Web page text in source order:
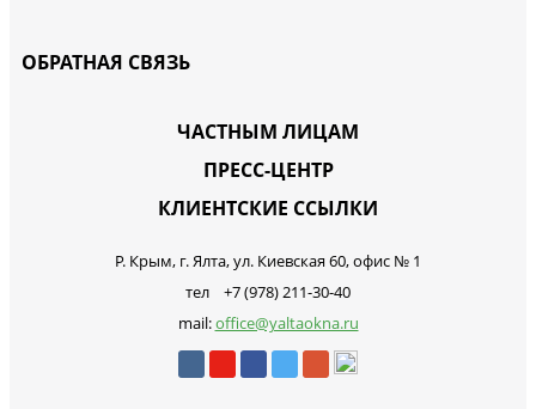
ОБРАТНАЯ СВЯЗЬ
ЧАСТНЫМ ЛИЦАМ
ПРЕСС-ЦЕНТР
КЛИЕНТСКИЕ ССЫЛКИ
Р. Крым, г. Ялта, ул. Киевская 60, офис № 1
тел +7 (978) 211-30-40
mail:office@yaltaokna.ru